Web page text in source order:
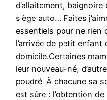
d’allaitement,
siège auto… Faites
essentiels pour ne rien
l’arrivée de petit enfant
domicile.Certaines
leur nouveau-né,
poudré. À chacune sa
est sûre : l’obtention